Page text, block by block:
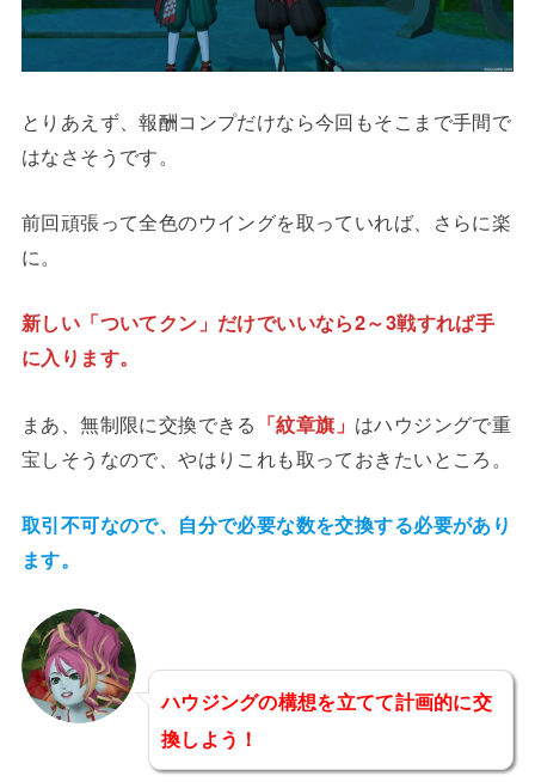
とりあえず、報酬コンプだけなら今回もそこまで手間で
はなさそうです。
前回頑張って全色のウイングを取っていれば、さらに楽
に。
新しい「ついてクン」だけでいいなら2～3戦すれば手
に入ります。
まあ、無制限に交換できる 「紋章旗」 はハウジングで重
宝しそうなので、やはりこれも取っておきたいところ。
取引不可なので、自分で必要な数を交換する必要があり
ます。
ハウジングの構想を立てて計画的に交
換しよう！